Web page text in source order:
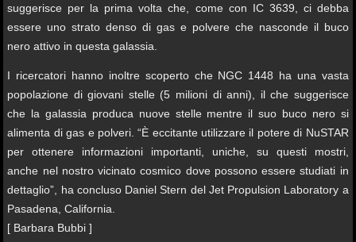
suggerisce per la prima volta che, come con IC 3639, ci debba
essere uno strato denso di gas e polvere che nasconde il buco
nero attivo in questa galassia.
I ricercatori hanno inoltre scoperto che NGC 1448 ha una vasta
popolazione di giovani stelle (5 milioni di anni), il che suggerisce
che la galassia produca nuove stelle mentre il suo buco nero si
alimenta di gas e polveri. “È eccitante utilizzare il potere di NuSTAR
per ottenere informazioni importanti, uniche, su questi mostri,
anche nel nostro vicinato cosmico dove possono essere studiati in
dettaglio”, ha concluso Daniel Stern del Jet Propulsion Laboratory a
Pasadena, California.
[ Barbara Bubbi ]